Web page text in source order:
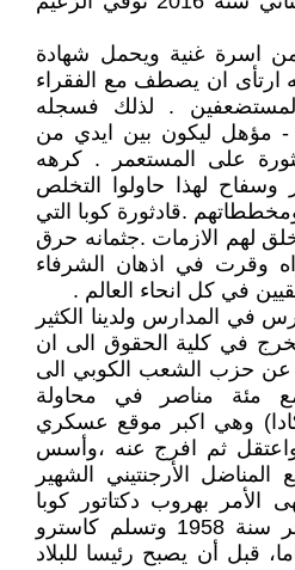
من اسرة غنية ويحمل شهادة
ارتأى ان يصطف مع الفقراء
. لذلك فسجله
- مؤهل ليكون بين ايدي من
على المستعمر . كرهه
وسفاح لهذا حاولوا التخلص
.قادثورة كوبا التي
لهم الازمات .جثمانه حرق
وقرت في اذهان الشرفاء
في كل انحاء العالم .
في المدارس ولدينا الكثير
تخرج في كلية الحقوق الى ان
حزب الشعب الكوبي الى
مئة مناصر في محاولة
وهي اكبر موقع عسكري
ثم افرج عنه ،وأسس
الأرجنتيني الشهير
الأمر بهروب دكتاتور كوبا
باتيستا من البلاد في اواخر سنة 1958 وتسلم كاسترو
الوزراء لمدة 17 عاما، قبل أن يصبح رئيسا للبلاد